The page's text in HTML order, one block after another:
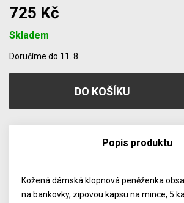
725 Kč
Skladem
Doručíme do 11. 8.
Popis produktu
Kožená dámská klopnová peněženka
na bankovky, zipovou kapsu na mince, 5